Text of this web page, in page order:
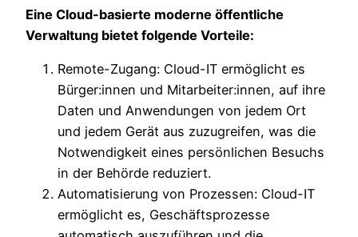
Eine Cloud-basierte moderne öffentliche
Verwaltung bietet folgende Vorteile:
Remote-Zugang: Cloud-IT ermöglicht es
Bürger:innen und Mitarbeiter:innen, auf ihre
Daten und Anwendungen von jedem Ort
und jedem Gerät aus zuzugreifen, was die
Notwendigkeit eines persönlichen Besuchs
in der Behörde reduziert.
Automatisierung von Prozessen: Cloud-IT
ermöglicht es, Geschäftsprozesse